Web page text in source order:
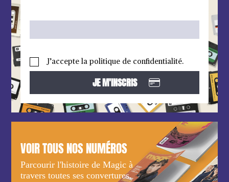
J’accepte la politique de confidentialité.
VOIR TOUS NOS NUMÉROS
Parcourir l'histoire de Magic à
travers toutes ses convertures.